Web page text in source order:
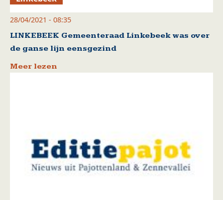
28/04/2021 - 08:35
LINKEBEEK Gemeenteraad Linkebeek was over
de ganse lijn eensgezind
Meer lezen